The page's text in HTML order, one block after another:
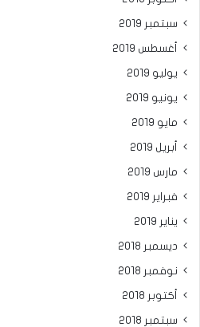
سبتمبر 2019
أغسطس 2019
يوليو 2019
يونيو 2019
مايو 2019
أبريل 2019
مارس 2019
فبراير 2019
يناير 2019
ديسمبر 2018
نوفمبر 2018
أكتوبر 2018
سبتمبر 2018